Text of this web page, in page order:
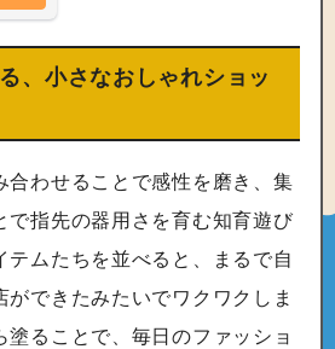
、小さなおしゃれショッ
合わせることで感性を磨き、集
で指先の器用さを育む知育遊び
テムたちを並べると、まるで自
ができたみたいでワクワクしま
塗ることで、毎日のファッショ